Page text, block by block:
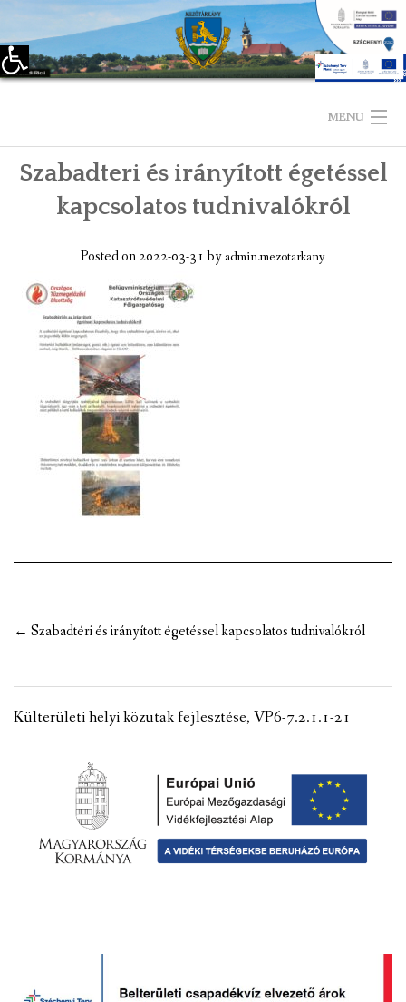
Eszköztár megnyitása
MENU
KEZDŐLAP
TELEPÜLÉSÜNKRŐL
LÁTNIVALÓK
KAPCSOLAT
ÖNKORMÁNYZAT
KÉPVISELŐ-TESTÜLET
VÁLASZTÁSI INFORMÁCIÓK
NEMZETISÉGI ÖNKORMÁNYZAT
TÁRSULÁS
PÁLYÁZATOK
Szabadteri és irányított égetéssel
kapcsolatos tudnivalókról
Posted on2022-03-31 byadmin.mezotarkany
Post
← Szabadtéri és irányított égetéssel kapcsolatos tudnivalókról
Külterületi helyi közutak fejlesztése, VP6-7.2.1.1-21